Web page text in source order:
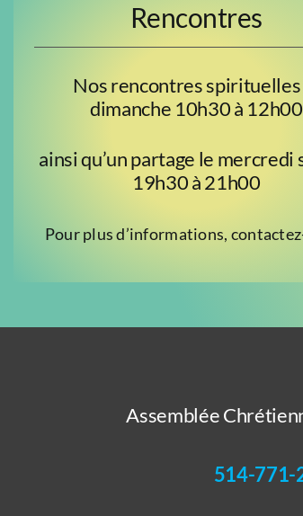
Rencontres
Nos rencontres
dimanche 10h30 à 12h00
ainsi qu’un partage le mercredi
19h30 à 21h00
Pour plus d’informations,
Assemblée
514-771-